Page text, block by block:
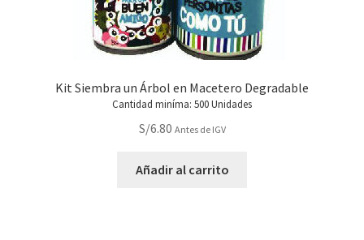
Kit Siembra un Árbol en Macetero Degradable
Cantidad miníma: 500 Unidades
S/6.80 Antes de IGV
Añadir al carrito